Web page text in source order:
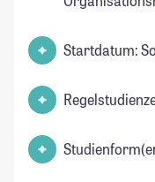
Startdatum: